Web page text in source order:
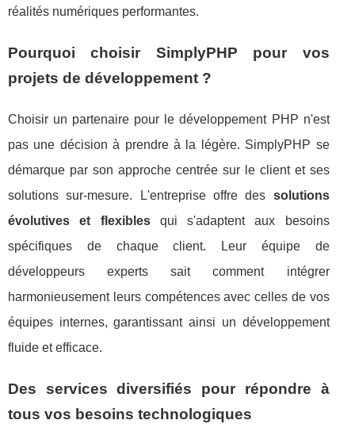
réalités numériques performantes.
Pourquoi choisir SimplyPHP pour vos
projets de développement ?
Choisir un partenaire pour le développement PHP n'est
pas une décision à prendre à la légère. SimplyPHP se
démarque par son approche centrée sur le client et ses
solutions sur-mesure. L'entreprise offre des solutions
évolutives et flexiblesqui s'adaptent aux besoins
spécifiques de chaque client. Leur équipe de
développeurs experts sait comment intégrer
harmonieusement leurs compétences avec celles de vos
équipes internes, garantissant ainsi un développement
fluide et efficace.
Des services diversifiés pour répondre à
tous vos besoins technologiques